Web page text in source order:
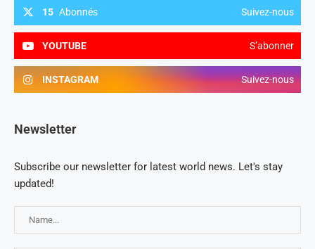
15 Abonnés Suivez-nous
YOUTUBE S’abonner
INSTAGRAM Suivez-nous
Newsletter
Subscribe our newsletter for latest world news. Let's stay
updated!